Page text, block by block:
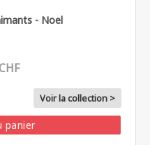
- Noel
Voir la collection >
panier